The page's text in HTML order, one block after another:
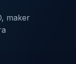
maker